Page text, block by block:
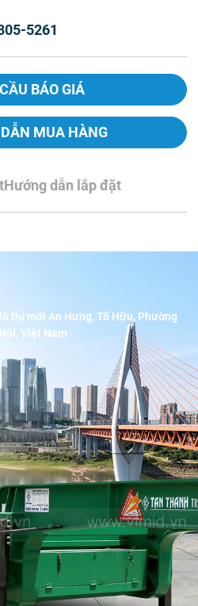
5261
BÁO GIÁ
MUA HÀNG
Hướng dẫn lắp đặt
thị mới An Hưng, Tố Hữu, Phường
Việt Nam